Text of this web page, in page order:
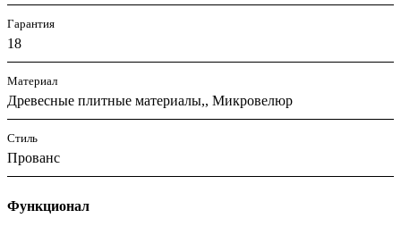
Гарантия
18
Материал
Древесные плитные материалы,, Микровелюр
Стиль
Прованс
Функционал